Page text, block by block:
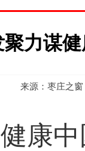
聚力谋
来源：枣庄
中